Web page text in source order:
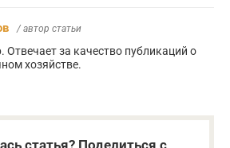
/ автор статьи
Отвечает за качество публикаций о
хозяйстве.